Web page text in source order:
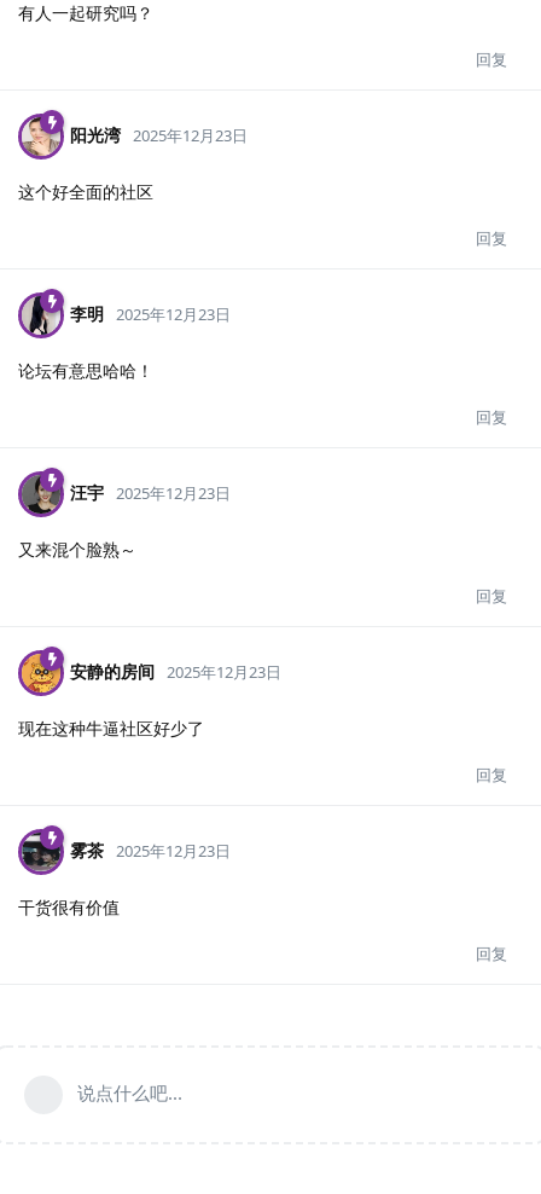
有人一起研究吗？
回复
阳光湾 2025年12月23日
这个好全面的社区
回复
李明 2025年12月23日
论坛有意思哈哈！
回复
汪宇 2025年12月23日
又来混个脸熟～
回复
安静的房间 2025年12月23日
现在这种牛逼社区好少了
回复
雾茶 2025年12月23日
干货很有价值
回复
说点什么吧...